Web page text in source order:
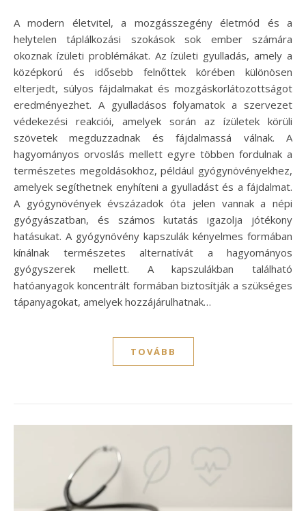
A modern életvitel, a mozgásszegény életmód és a
helytelen táplálkozási szokások sok ember számára
okoznak ízületi problémákat. Az ízületi gyulladás, amely a
középkorú és idősebb felnőttek körében különösen
elterjedt, súlyos fájdalmakat és mozgáskorlátozottságot
eredményezhet. A gyulladásos folyamatok a szervezet
védekezési reakciói, amelyek során az ízületek körüli
szövetek megduzzadnak és fájdalmassá válnak. A
hagyományos orvoslás mellett egyre többen fordulnak a
természetes megoldásokhoz, például gyógynövényekhez,
amelyek segíthetnek enyhíteni a gyulladást és a fájdalmat.
A gyógynövények évszázadok óta jelen vannak a népi
gyógyászatban, és számos kutatás igazolja jótékony
hatásukat. A gyógynövény kapszulák kényelmes formában
kínálnak természetes alternatívát a hagyományos
gyógyszerek mellett. A kapszulákban található
hatóanyagok koncentrált formában biztosítják a szükséges
tápanyagokat, amelyek hozzájárulhatnak…
TOVÁBB